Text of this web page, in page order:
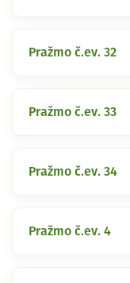
Pražmo č.ev. 32
Pražmo č.ev. 33
Pražmo č.ev. 34
Pražmo č.ev. 4